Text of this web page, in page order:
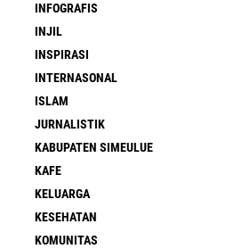
INFOGRAFIS
INJIL
INSPIRASI
INTERNASONAL
ISLAM
JURNALISTIK
KABUPATEN SIMEULUE
KAFE
KELUARGA
KESEHATAN
KOMUNITAS